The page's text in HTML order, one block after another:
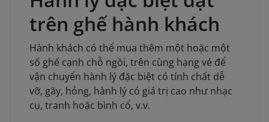
trên ghế hành khách
Hành khách có thể mua thêm một hoặc một
số ghế cạnh chỗ ngồi, trên cùng hạng vé để
vận chuyển hành lý đặc biệt có tính chất dễ
vỡ, gãy, hỏng, hành lý có giá trị cao như nhạc
cụ, tranh hoặc bình cổ, v.v.